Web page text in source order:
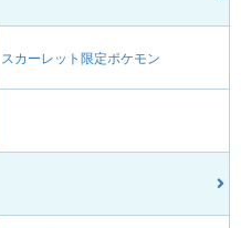
スカーレット限定ポケモン